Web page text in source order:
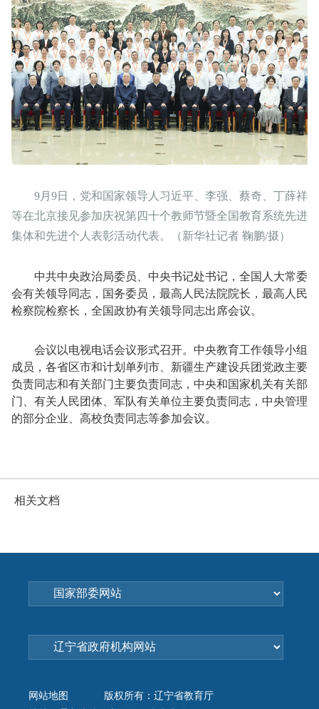
9月9日，党和国家领导人习近平、李强、蔡奇、丁薛祥
等在北京接见参加庆祝第四十个教师节暨全国教育系统先进
集体和先进个人表彰活动代表。（新华社记者 鞠鹏/摄）
中共中央政治局委员、中央书记处书记，全国人大常委
会有关领导同志，国务委员，最高人民法院院长，最高人民
检察院检察长，全国政协有关领导同志出席会议。
会议以电视电话会议形式召开。中央教育工作领导小组
成员，各省区市和计划单列市、新疆生产建设兵团党政主要
负责同志和有关部门主要负责同志，中央和国家机关有关部
门、有关人民团体、军队有关单位主要负责同志，中央管理
的部分企业、高校负责同志等参加会议。
相关文档
网站地图
版权所有：辽宁省教育厅